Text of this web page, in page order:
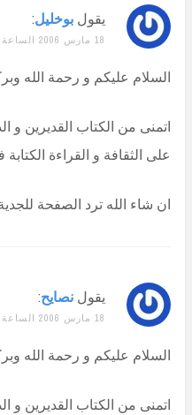
يقول بوخليل:
18 مارس 2006 الساعة 5:51 م
السلام عليكم و رحمة الله
اتمنى من الكتاب القديرين و
على الثقافة و القراءة
ان شاء الله ترد الصفحة
يقول نصايح:
18 مارس 2006 الساعة 5:52 م
السلام عليكم و رحمة الله
اتمنى من الكتاب القديرين و